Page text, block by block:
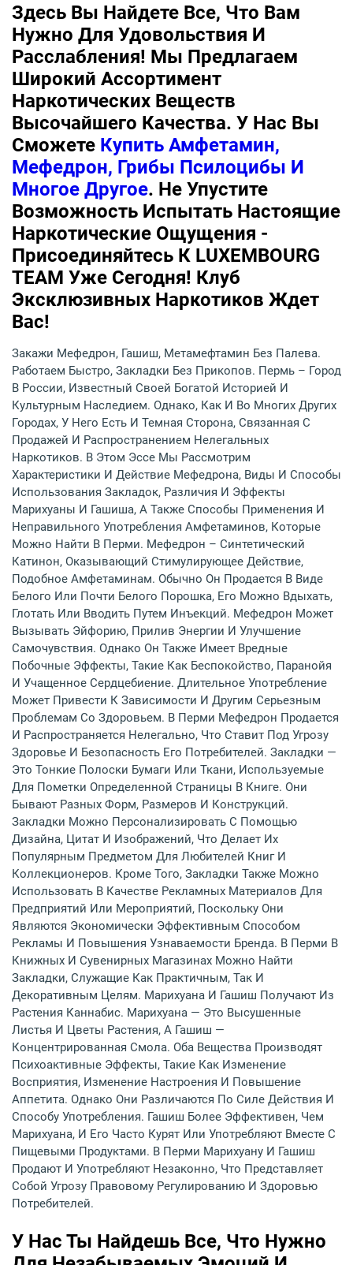
Здесь Вы Найдете Все, Что Вам
Нужно Для Удовольствия И
Расслабления! Мы Предлагаем
Широкий Ассортимент
Наркотических Веществ
Высочайшего Качества. У Нас Вы
Сможете Купить Амфетамин,
Мефедрон, Грибы Псилоцибы И
Многое Другое. Не Упустите
Возможность Испытать Настоящие
Наркотические Ощущения -
Присоединяйтесь К LUXEMBOURG
TEAM Уже Сегодня! Клуб
Эксклюзивных Наркотиков Ждет
Вас!
Закажи Мефедрон, Гашиш, Метамефтамин Без Палева.
Работаем Быстро, Закладки Без Прикопов. Пермь – Город
В России, Известный Своей Богатой Историей И
Культурным Наследием. Однако, Как И Во Многих Других
Городах, У Него Есть И Темная Сторона, Связанная С
Продажей И Распространением Нелегальных
Наркотиков. В Этом Эссе Мы Рассмотрим
Характеристики И Действие Мефедрона, Виды И Способы
Использования Закладок, Различия И Эффекты
Марихуаны И Гашиша, А Также Способы Применения И
Неправильного Употребления Амфетаминов, Которые
Можно Найти В Перми. Мефедрон – Синтетический
Катинон, Оказывающий Стимулирующее Действие,
Подобное Амфетаминам. Обычно Он Продается В Виде
Белого Или Почти Белого Порошка, Его Можно Вдыхать,
Глотать Или Вводить Путем Инъекций. Мефедрон Может
Вызывать Эйфорию, Прилив Энергии И Улучшение
Самочувствия. Однако Он Также Имеет Вредные
Побочные Эффекты, Такие Как Беспокойство, Паранойя
И Учащенное Сердцебиение. Длительное Употребление
Может Привести К Зависимости И Другим Серьезным
Проблемам Со Здоровьем. В Перми Мефедрон Продается
И Распространяется Нелегально, Что Ставит Под Угрозу
Здоровье И Безопасность Его Потребителей. Закладки —
Это Тонкие Полоски Бумаги Или Ткани, Используемые
Для Пометки Определенной Страницы В Книге. Они
Бывают Разных Форм, Размеров И Конструкций.
Закладки Можно Персонализировать С Помощью
Дизайна, Цитат И Изображений, Что Делает Их
Популярным Предметом Для Любителей Книг И
Коллекционеров. Кроме Того, Закладки Также Можно
Использовать В Качестве Рекламных Материалов Для
Предприятий Или Мероприятий, Поскольку Они
Являются Экономически Эффективным Способом
Рекламы И Повышения Узнаваемости Бренда. В Перми В
Книжных И Сувенирных Магазинах Можно Найти
Закладки, Служащие Как Практичным, Так И
Декоративным Целям. Марихуана И Гашиш Получают Из
Растения Каннабис. Марихуана — Это Высушенные
Листья И Цветы Растения, А Гашиш —
Концентрированная Смола. Оба Вещества Производят
Психоактивные Эффекты, Такие Как Изменение
Восприятия, Изменение Настроения И Повышение
Аппетита. Однако Они Различаются По Силе Действия И
Способу Употребления. Гашиш Более Эффективен, Чем
Марихуана, И Его Часто Курят Или Употребляют Вместе С
Пищевыми Продуктами. В Перми Марихуану И Гашиш
Продают И Употребляют Незаконно, Что Представляет
Собой Угрозу Правовому Регулированию И Здоровью
Потребителей.
У Нас Ты Найдешь Все, Что Нужно